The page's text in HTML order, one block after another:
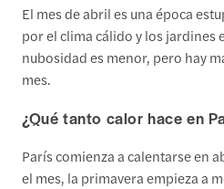
El mes de abril es una época
por el clima cálido y los jardines
nubosidad es menor, pero hay
mes.
¿Qué tanto calor hace en
París comienza a calentarse en
el mes, la primavera empieza a